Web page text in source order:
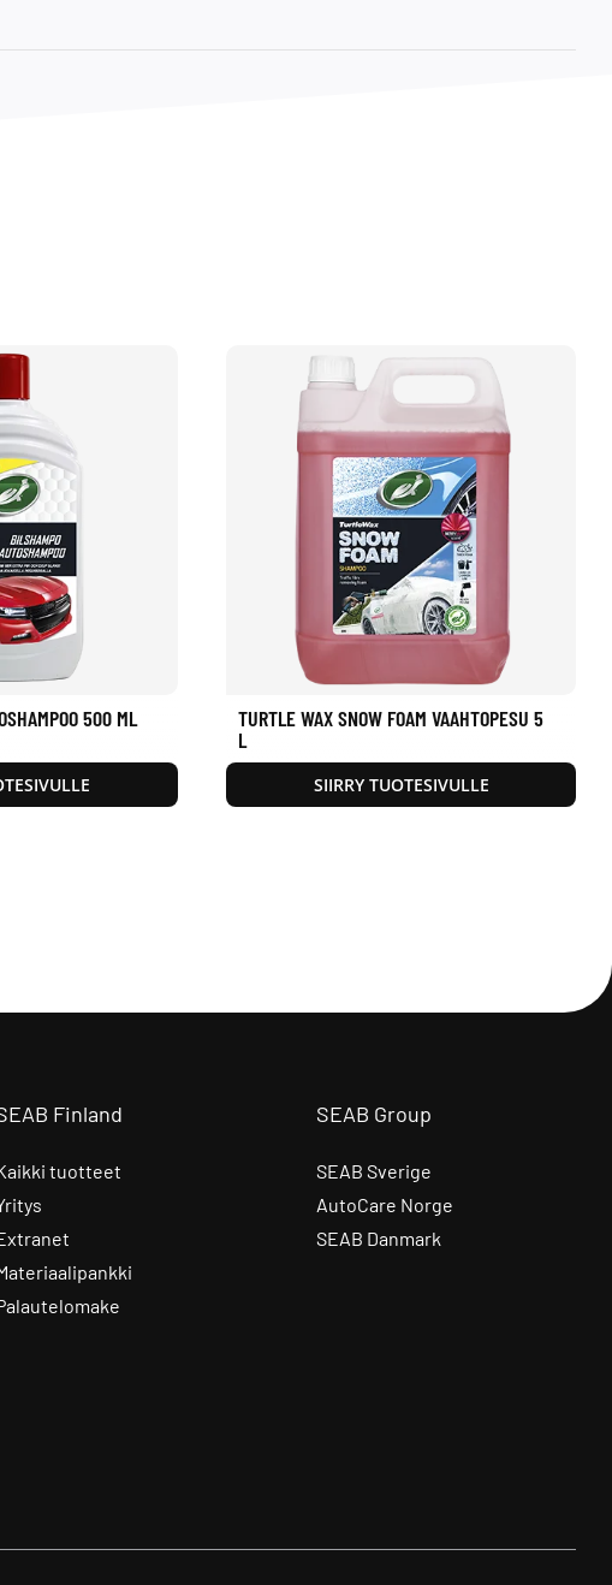
500 ML
TURTLE WAX SNOW FOAM VAAHTOPESU 5
L
SIIRRY TUOTESIVULLE
Finland
tuotteet
SEAB Group
SEAB Sverige
AutoCare Norge
SEAB Danmark